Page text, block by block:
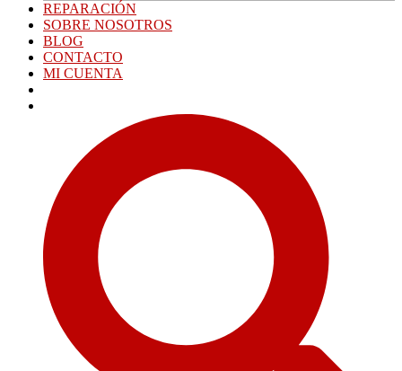
REPARACIÓN
SOBRE NOSOTROS
BLOG
CONTACTO
MI CUENTA